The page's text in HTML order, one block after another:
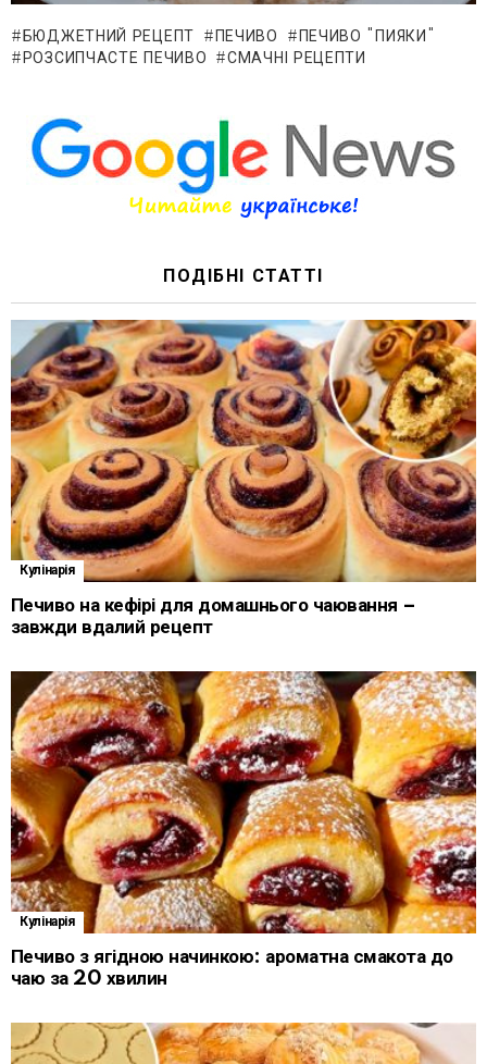
БЮДЖЕТНИЙ РЕЦЕПТ ПЕЧИВО
ПЕЧИВО "ПИЯКИ"
РОЗСИПЧАСТЕ ПЕЧИВО
СМАЧНІ РЕЦЕПТИ
ПОДІБНІ СТАТТІ
Кулінарія
Печиво на кефірі для домашнього чаювання –
завжди вдалий рецепт
Кулінарія
Печиво з ягідною начинкою: ароматна смакота до
чаю за 20 хвилин